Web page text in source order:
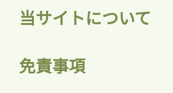
当サイトについて
免責事項